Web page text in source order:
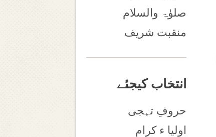
صلوٰۃ والسلام
منقبت شریف
انتخاب کیجئے
حروفِ تہجی
اولیا ء کرام